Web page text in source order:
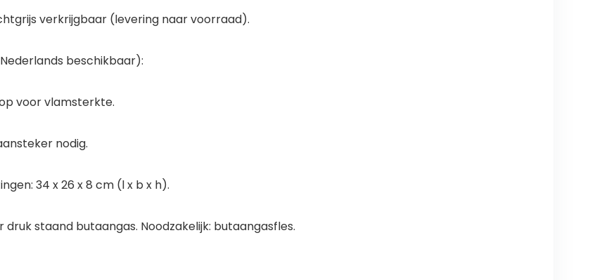
verkrijgbaar (levering naar voorraad).
beschikbaar):
voor vlamsterkte.
nodig.
34 x 26 x 8 cm (l x b x h).
staand butaangas. Noodzakelijk: butaangasfles.